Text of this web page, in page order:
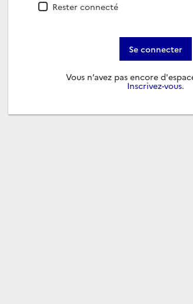
Rester connecté
Se connecter
Vous n’avez pas encore
Inscrivez-vous.